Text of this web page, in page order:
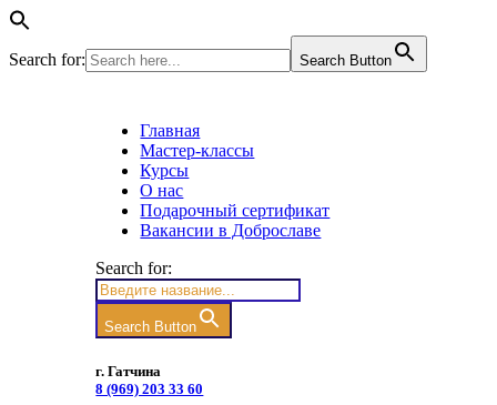
Search for: Search Button
Главная
Мастер-классы
Курсы
О нас
Подарочный сертификат
Вакансии в Доброславе
Search for:
Search Button
г. Гатчина
8 (969) 203 33 60